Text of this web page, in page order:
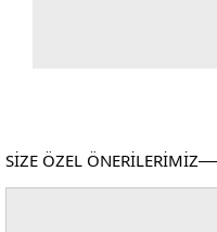
SİZE ÖZEL ÖNERİLERİMİZ